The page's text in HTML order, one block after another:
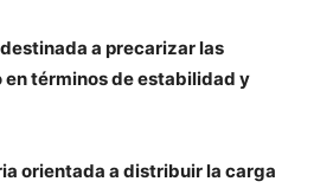
a precarizar las
términos de estabilidad y
orientada a distribuir la carga